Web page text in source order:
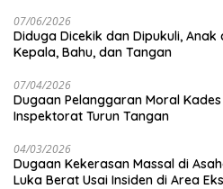
07/06/2026
Diduga Dicekik dan Dipukuli,
Kepala, Bahu, dan Tangan
07/04/2026
Dugaan Pelanggaran Moral
Inspektorat Turun Tangan
04/03/2026
Dugaan Kekerasan Massal di
Luka Berat Usai Insiden di Area